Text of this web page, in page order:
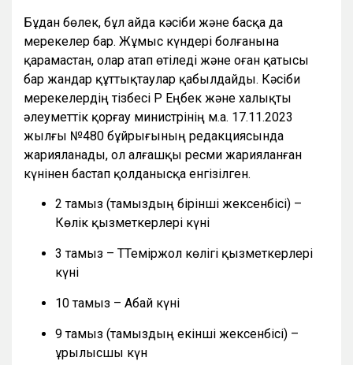
Бұдан бөлек, бұл айда кәсіби және басқа да
мерекелер бар. Жұмыс күндері болғанына
қарамастан, олар атап өтіледі және оған қатысы
бар жандар құттықтаулар қабылдайды. Кәсіби
мерекелердің тізбесі ҚР Еңбек және халықты
әлеуметтік қорғау министрінің м.а. 17.11.2023
жылғы №480 бұйрығының редакциясында
жарияланады, ол алғашқы ресми жарияланған
күнінен бастап қолданысқа енгізілген.
2 тамыз (тамыздың бірінші жексенбісі) –
Көлік қызметкерлері күні
3 тамыз – ТТеміржол көлігі қызметкерлері
күні
10 тамыз – Абай күні
9 тамыз (тамыздың екінші жексенбісі) –
Құрылысшы күн